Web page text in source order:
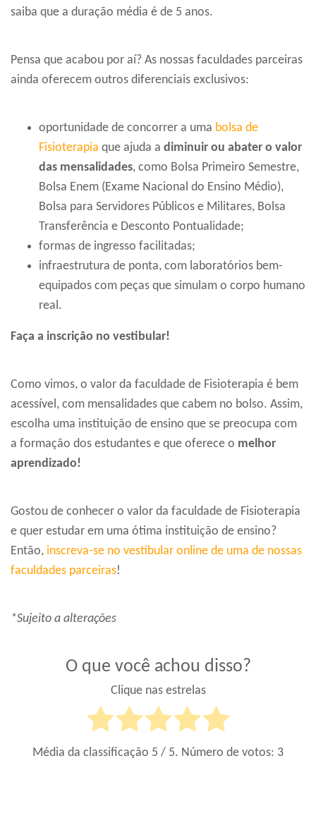
saiba que a duração média é de 5 anos.
Pensa que acabou por aí? As nossas faculdades parceiras
ainda oferecem outros diferenciais exclusivos:
oportunidade de concorrer a uma bolsa de
Fisioterapia que ajuda a diminuir ou abater o valor
das mensalidades, como Bolsa Primeiro Semestre,
Bolsa Enem (Exame Nacional do Ensino Médio),
Bolsa para Servidores Públicos e Militares, Bolsa
Transferência e Desconto Pontualidade;
formas de ingresso facilitadas;
infraestrutura de ponta, com laboratórios bem-
equipados com peças que simulam o corpo humano
real.
Faça a inscrição no vestibular!
Como vimos, o valor da faculdade de Fisioterapia é bem
acessível, com mensalidades que cabem no bolso. Assim,
escolha uma instituição de ensino que se preocupa com
a formação dos estudantes e que oferece o melhor
aprendizado!
Gostou de conhecer o valor da faculdade de Fisioterapia
e quer estudar em uma ótima instituição de ensino?
Então, inscreva-se no vestibular online de uma de nossas
faculdades parceiras!
*Sujeito a alterações
O que você achou disso?
Clique nas estrelas
Média da classificação 5 / 5. Número de votos: 3